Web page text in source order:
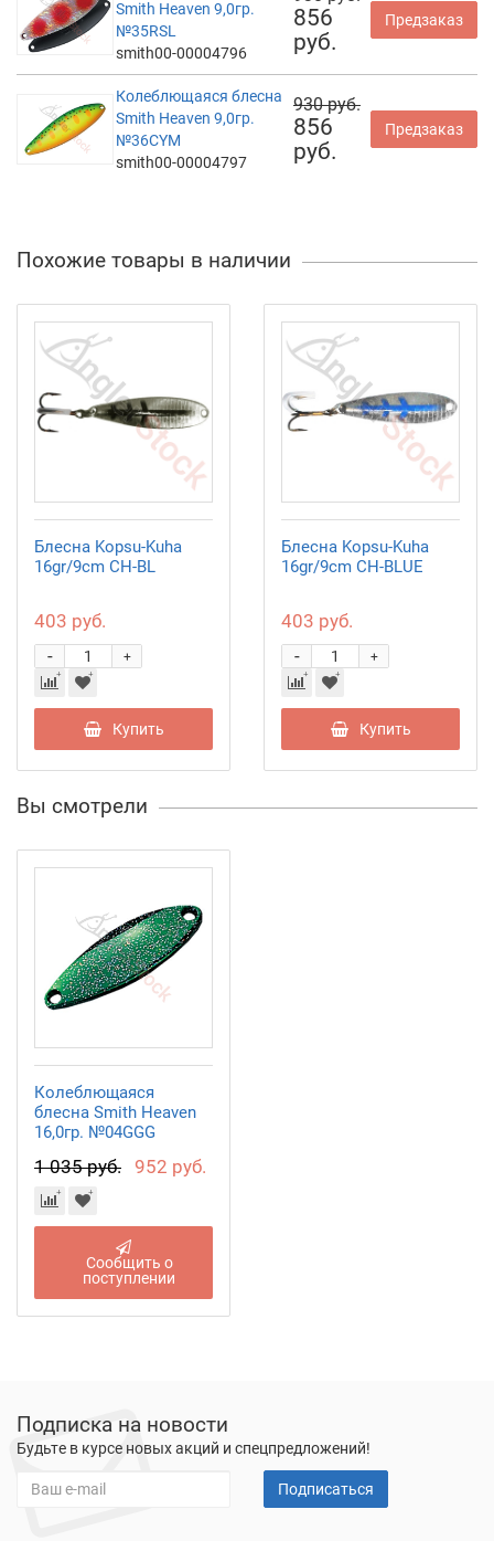
Smith Heaven 9,0гр.
№35RSL
smith00-00004796
856
руб.
Предзаказ
Колеблющаяся блесна
Smith Heaven 9,0гр.
№36CYM
smith00-00004797
930 руб.
856
руб.
Предзаказ
Похожие товары в наличии
Блесна Kopsu-Kuha
16gr/9cm CH-BL
403 руб.
+
-
Купить
Блесна Kopsu-Kuha
16gr/9cm CH-BLUE
403 руб.
+
-
Купить
Вы смотрели
Колеблющаяся
блесна Smith Heaven
16,0гр. №04GGG
1 035 руб. 952 руб.
Сообщить о
поступлении
Подписка на новости
Будьте в курсе новых акций и спецпредложений!
Подписаться